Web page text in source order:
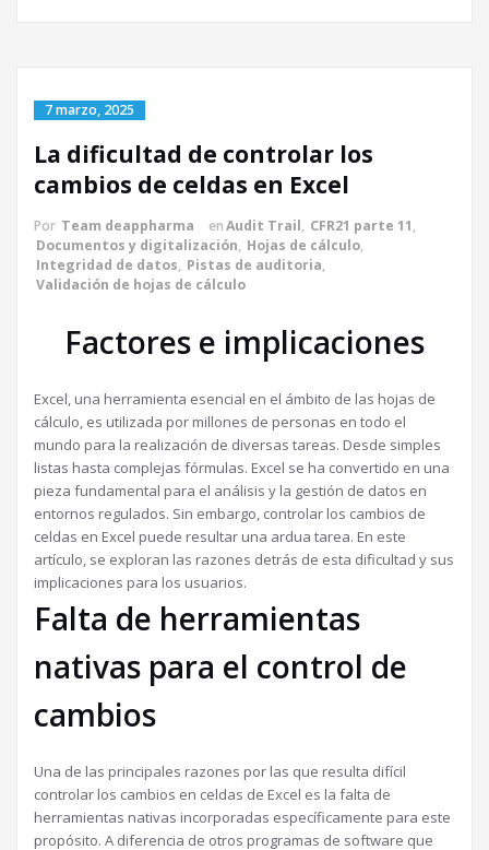
7 marzo, 2025
La dificultad de controlar los
cambios de celdas en Excel
Por Team deappharma enAudit Trail, CFR21 parte 11,
Documentos y digitalización, Hojas de cálculo,
Integridad de datos, Pistas de auditoria,
Validación de hojas de cálculo
Factores e implicaciones
Excel, una herramienta esencial en el ámbito de las hojas de
cálculo, es utilizada por millones de personas en todo el
mundo para la realización de diversas tareas. Desde simples
listas hasta complejas fórmulas. Excel se ha convertido en una
pieza fundamental para el análisis y la gestión de datos en
entornos regulados. Sin embargo, controlar los cambios de
celdas en Excel puede resultar una ardua tarea. En este
artículo, se exploran las razones detrás de esta dificultad y sus
implicaciones para los usuarios.
Falta de herramientas
nativas para el control de
cambios
Una de las principales razones por las que resulta difícil
controlar los cambios en celdas de Excel es la falta de
herramientas nativas incorporadas específicamente para este
propósito. A diferencia de otros programas de software que